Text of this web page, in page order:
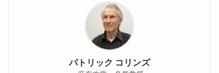
パトリック コリンズ